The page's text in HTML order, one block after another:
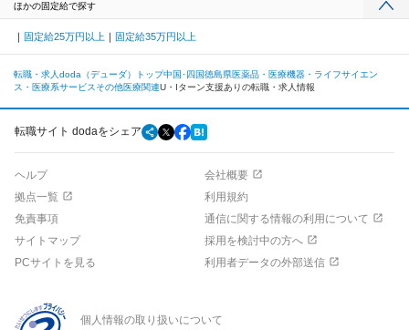
ほかの固定給で探す
固定給25万円以上 固定給35万円以上
転職・求人doda（デューダ）トップ中国･四国徳島県医薬品・医療機器・ライフサイエン
ス・医療系サービスその他医療関連U・Iターン支援ありの転職・求人情報
転職サイト dodaをシェア
ヘルプ
会社概要
拠点一覧
利用規約
免責事項
通信に関する情報の利用について
サイトマップ
採用を検討中の方へ
PCサイトを見る
利用者データの外部送信
個人情報の取り扱いについて